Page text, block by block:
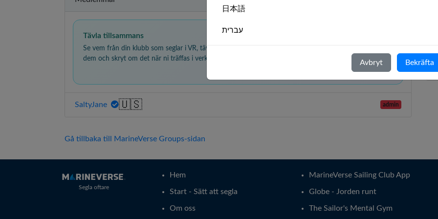
Tävla tillsammans
Se vem från din klubb som seglar i VR, tävla mot
dem och skryt om det när ni träffas i verkliga livet.
stötta varandra när ni går från nybörjare till
SaltyJane 🇺🇸 admin
Gå tillbaka till MarineVerse Groups-sidan
Segla oftare
Hem
Start - Sätt att segla
Om oss
MarineVerse Sailing Club App
Globe - Jorden runt
The Sailor's Mental Gym
日本語
עברית
Avbryt Bekräfta